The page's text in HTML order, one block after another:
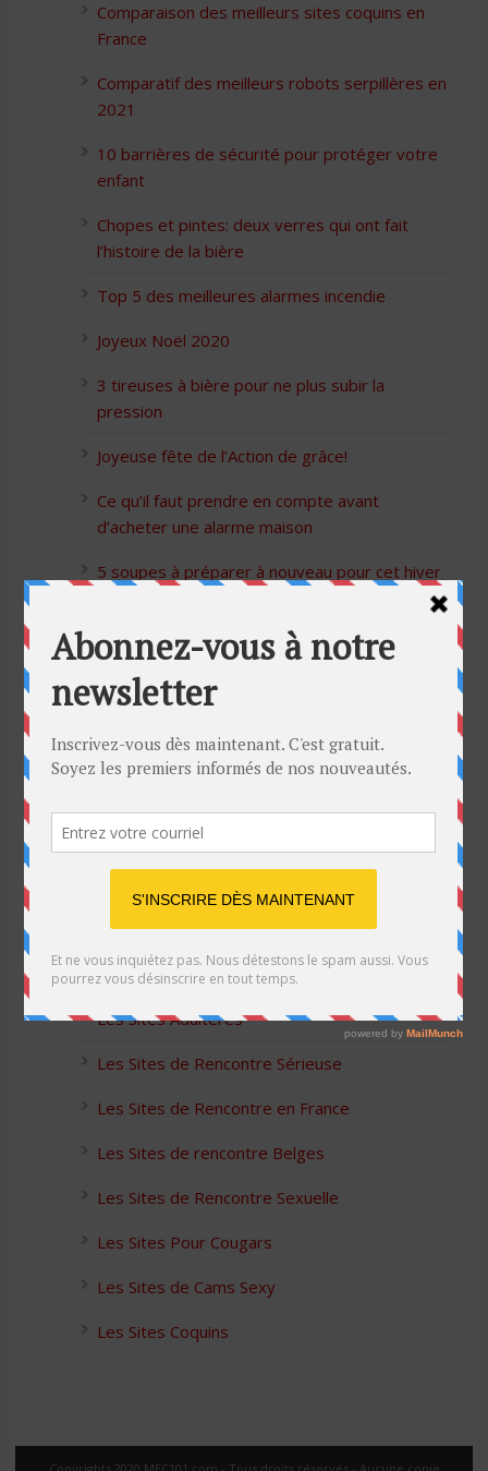
Comparaison des meilleurs sites coquins en
France
Comparatif des meilleurs robots serpillères en
2021
10 barrières de sécurité pour protéger votre
enfant
Chopes et pintes: deux verres qui ont fait
l’histoire de la bière
Top 5 des meilleures alarmes incendie
Joyeux Noël 2020
3 tireuses à bière pour ne plus subir la
pression
Joyeuse fête de l’Action de grâce!
Ce qu’il faut prendre en compte avant
d’acheter une alarme maison
5 soupes à préparer à nouveau pour cet hiver
5 idées cadeaux Moulinex pour votre mère
pour l’Action de Grâce
Blague de café: Une femme infidèle trompe
son mari
Listes des Sites de Rencontre
Les Sites Libertins
Les Apps pour les Couples Échangistes
Les Sites Adultères
Les Sites de Rencontre Sérieuse
Les Sites de Rencontre en France
Les Sites de rencontre Belges
Les Sites de Rencontre Sexuelle
Les Sites Pour Cougars
Les Sites de Cams Sexy
Les Sites Coquins